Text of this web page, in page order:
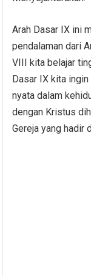
Arah Dasar IX ini
pendalaman dari
VIII kita belajar
Dasar IX kita
nyata dalam
dengan Kristus
Gereja yang hadir